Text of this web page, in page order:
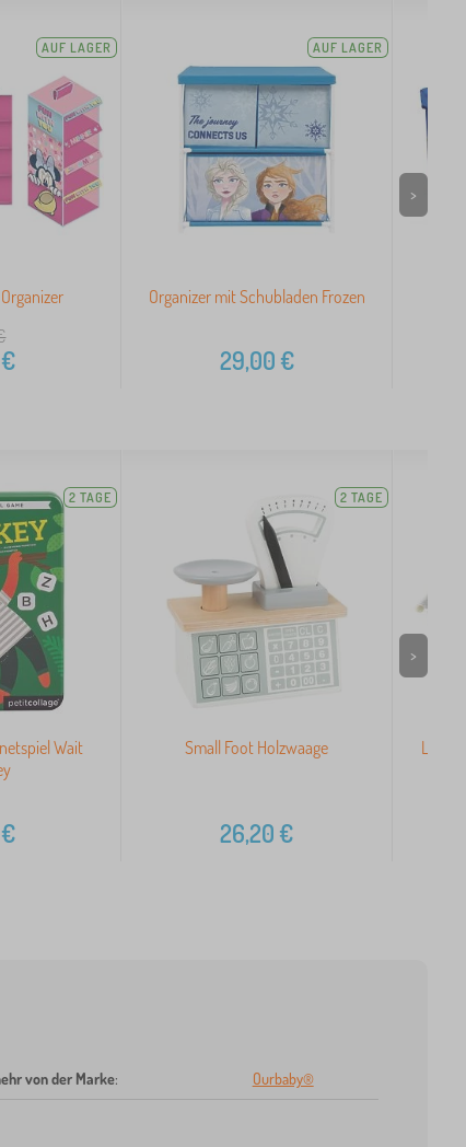
AUF LAGER
€
AUF LAGER
Organizer mit Schubladen Frozen
29,00€
>
2 TAGE
Wait
€
2 TAGE
Small Foot Holzwaage
26,20€
Le
>
von der Marke: Ourbaby®